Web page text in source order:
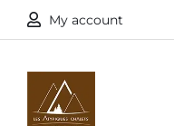
My account